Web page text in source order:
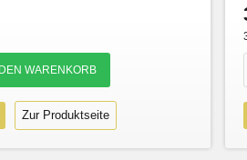
Zur Produktseite